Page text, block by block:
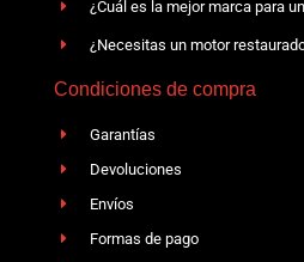
¿Cuál es la mejor marca para
¿Necesitas un motor
Condiciones de compra
Garantías
Devoluciones
Envíos
Formas de pago